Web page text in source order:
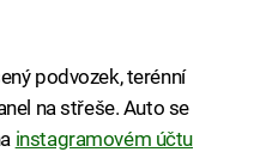
podvozek, terénní
na střeše. Auto se
instagramovém účtu